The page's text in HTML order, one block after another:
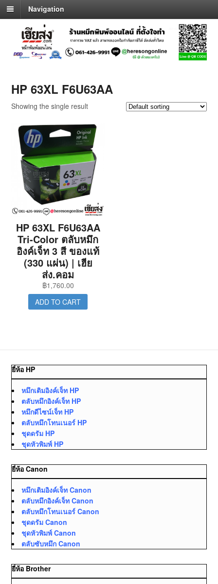
Navigation
HP 63XL F6U63AA
Showing the single result
HP 63XL F6U63AA
Tri-Color ตลับหมึก
อิงค์เจ็ท 3 สี ของแท้
(330 แผ่น) | เฮีย
ส่ง.คอม
฿1,760.00
ADD TO CART
ยี่ห้อ HP
หมึกเติมอิงค์เจ็ท HP
ตลับหมึกอิงค์เจ็ท HP
หมึกดีไซน์เจ็ท HP
ตลับหมึกโทนเนอร์ HP
ชุดดรัม HP
ชุดหัวพิมพ์ HP
ยี่ห้อ Canon
หมึกเติมอิงค์เจ็ท Canon
ตลับหมึกอิงค์เจ็ท Canon
ตลับหมึกโทนเนอร์ Canon
ชุดดรัม Canon
ชุดหัวพิมพ์ Canon
ตลับซับหมึก Canon
ยี่ห้อ Brother